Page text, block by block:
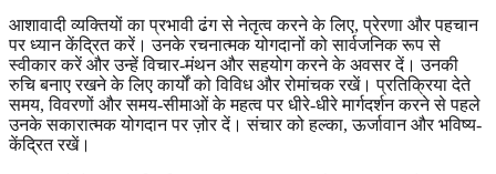
आशावादी व्यक्तियों का प्रभावी ढंग से नेतृत्व करने के लिए, प्रेरणा और पहचान
पर ध्यान केंद्रित करें। उनके रचनात्मक योगदानों को सार्वजनिक रूप से
स्वीकार करें और उन्हें विचार-मंथन और सहयोग करने के अवसर दें। उनकी
रुचि बनाए रखने के लिए कार्यों को विविध और रोमांचक रखें। प्रतिक्रिया देते
समय, विवरणों और समय-सीमाओं के महत्व पर धीरे-धीरे मार्गदर्शन करने से पहले
उनके सकारात्मक योगदान पर ज़ोर दें। संचार को हल्का, ऊर्जावान और भविष्य-
केंद्रित रखें।